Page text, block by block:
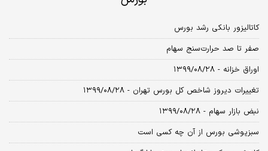
کاتالیزور بانکی رشد بورس
صفر تا صد حرارت‌سنج سهام
اوراق خزانه - ۱۳۹۹/۰۸/۲۸
تغییرات دیروز شاخص کل بورس تهران - ۱۳۹۹/۰۸/۲۸
نبض بازار سهام - ۱۳۹۹/۰۸/۲۸
سبزپوشی بورس از آن چه کسی است